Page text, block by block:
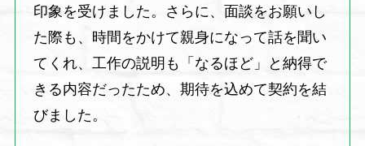
印象を受けました。さらに、面談をお願いし
た際も、時間をかけて親身になって話を聞い
てくれ、工作の説明も「なるほど」と納得で
きる内容だったため、期待を込めて契約を結
びました。